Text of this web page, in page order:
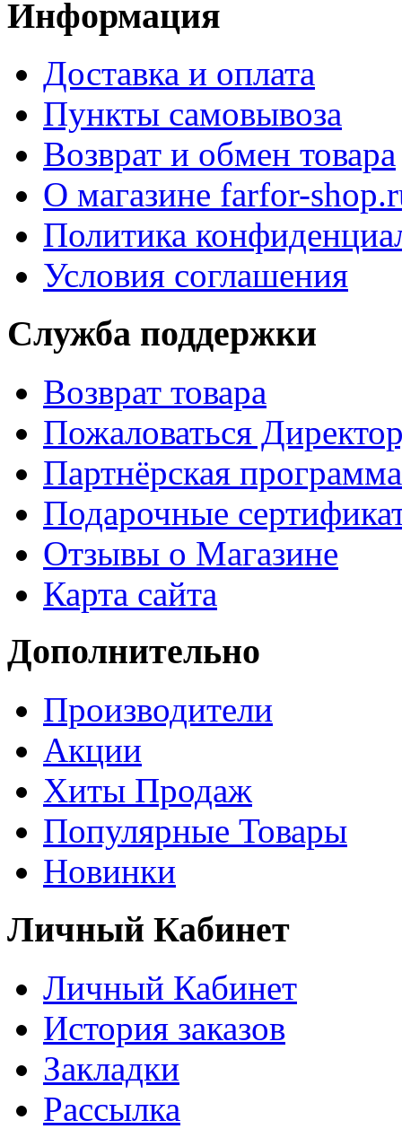
Информация
Доставка и оплата
Пункты самовывоза
Возврат и обмен товара
О магазине farfor-
Политика
Условия соглашения
Служба поддержки
Возврат товара
Пожаловаться
Партнёрская программа
Подарочные
Отзывы о Магазине
Карта сайта
Дополнительно
Производители
Акции
Хиты Продаж
Популярные Товары
Новинки
Личный Кабинет
Личный Кабинет
История заказов
Закладки
Рассылка